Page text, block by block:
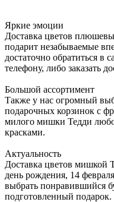
Яркие эмоции
Доставка цветов
подарит незабываемые
достаточно обратиться в
телефону, либо заказать
Большой ассортимент
Также у нас огромный
подарочных корзинок с
милого мишки Тедди
красками.
Актуальность
Доставка цветов мишкой
день рождения, 14
выбрать понравившийся
подготовленный подарок.